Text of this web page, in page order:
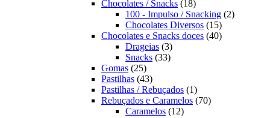
produtos
Chocolates / Snacks 1818
produtos
100 - Impulso / Snacking 22
Chocolates Diversos 1515
produtos
Chocolates e Snacks doces 4040
Drageias 33
produtos
Snacks 3333
Gomas 2525
produtos
Pastilhas 4343
produtos
Pastilhas / Rebuçados 11
produto
Rebuçados e Caramelos 7070
Caramelos 1212